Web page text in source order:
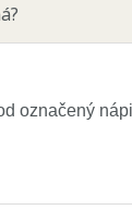
označený